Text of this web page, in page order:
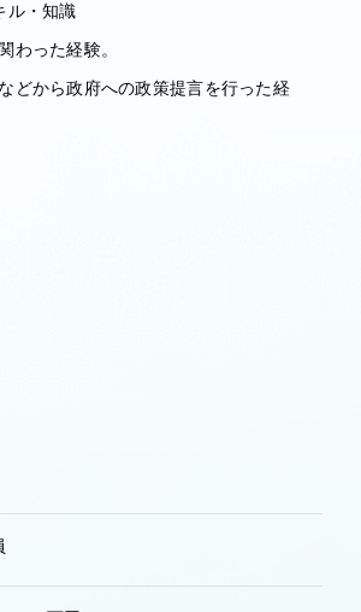
ル・知識
わった経験。
どから政府への政策提言を行った経